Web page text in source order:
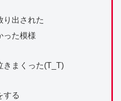
り出された
った模様
まくった(T_T)
する